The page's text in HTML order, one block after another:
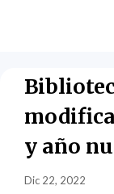
y año
Dic 22, 2022